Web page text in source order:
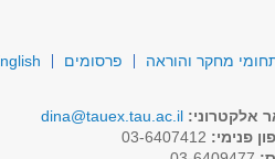
מחקר והוראה פרסומים
אלקטרוני: dina@tauex.tau.ac.il
פנימי: